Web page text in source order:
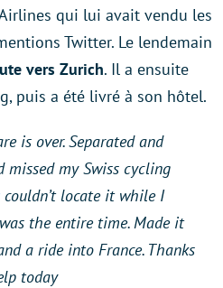
qui lui avait vendu les
Twitter. Le lendemain
vers Zurich. Il a ensuite
puis a été livré à son hôtel.
is over. Separated and
missed my Swiss cycling
couldn’t locate it while I
the entire time. Made it
a ride into France. Thanks
today